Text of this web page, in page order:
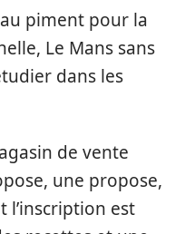
piment pour la
Le Mans sans
dans les
de vente
une propose,
l’inscription est